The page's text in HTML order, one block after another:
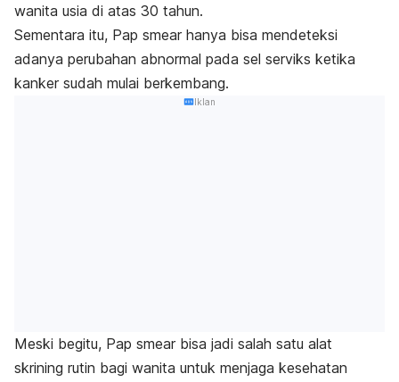
wanita usia di atas 30 tahun.
Sementara itu, Pap smear hanya bisa mendeteksi
adanya perubahan abnormal pada sel serviks ketika
kanker sudah mulai berkembang.
Iklan
Meski begitu, Pap smear bisa jadi salah satu alat
skrining rutin bagi wanita untuk menjaga kesehatan